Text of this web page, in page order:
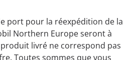
port pour la réexpédition de la
Northern Europe seront à
livré ne correspond pas
Toutes sommes que vous